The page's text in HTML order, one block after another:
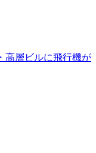
高層ビルに飛行機が